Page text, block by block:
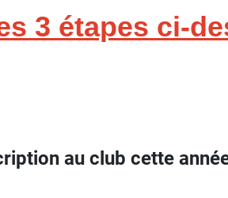
3 étapes ci-
au club cette